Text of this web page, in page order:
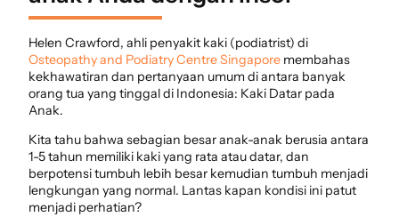
Helen Crawford, ahli penyakit kaki (podiatrist) di
Osteopathy and Podiatry Centre Singapore membahas
kekhawatiran dan pertanyaan umum di antara banyak
orang tua yang tinggal di Indonesia: Kaki Datar pada
Anak.
Kita tahu bahwa sebagian besar anak-anak berusia antara
1-5 tahun memiliki kaki yang rata atau datar, dan
berpotensi tumbuh lebih besar kemudian tumbuh menjadi
lengkungan yang normal. Lantas kapan kondisi ini patut
menjadi perhatian?